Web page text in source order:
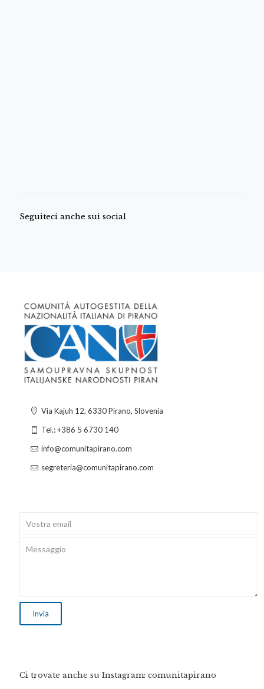
Seguiteci anche sui social
Via Kajuh 12, 6330 Pirano, Slovenia
Tel.: +386 5 6730 140
info@comunitapirano.com
segreteria@comunitapirano.com
Ci trovate anche su Instagram: comunitapirano